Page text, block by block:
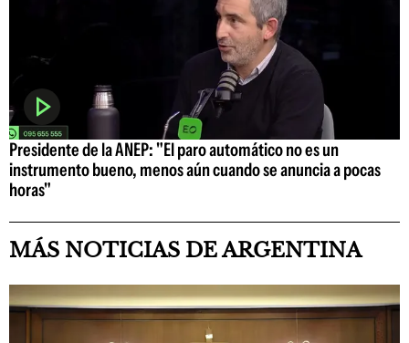
Presidente de la ANEP: "El paro automático no es un
instrumento bueno, menos aún cuando se anuncia a pocas
horas"
MÁS NOTICIAS DE ARGENTINA